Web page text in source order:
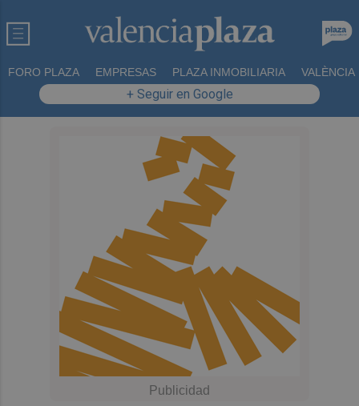
FORO PLAZA EMPRESAS PLAZA INMOBILIARIA VALÈNCIA
+ Seguir en Google